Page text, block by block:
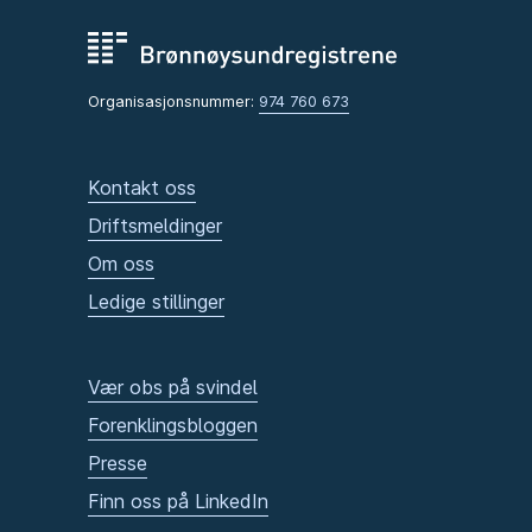
Organisasjonsnummer: 974 760 673
Kontakt oss
Driftsmeldinger
Om oss
Ledige stillinger
Vær obs på svindel
Forenklingsbloggen
Presse
Finn oss på LinkedIn